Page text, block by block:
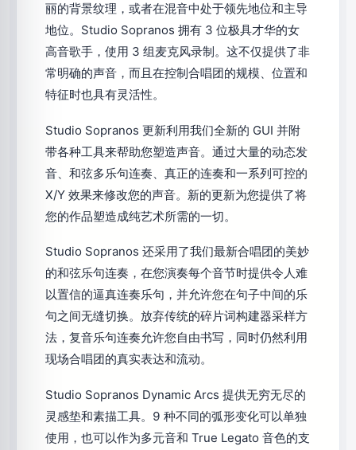
丽的背景纹理，或者在混音中处于领先地位和主导
地位。Studio Sopranos 拥有 3 位极具才华的女
高音歌手，使用 3 组麦克风录制。这不仅提供了非
常明确的声音，而且在控制合唱团的规模、位置和
特征时也具有灵活性。
Studio Sopranos 更新利用我们全新的 GUI 并附
带各种工具来帮助您塑造声音。通过大量的动态发
音、和弦多乐句连奏、真正的连奏和一系列可控的
X/Y 效果来修改您的声音。新的更新为您提供了将
您的作品塑造成纯艺术所需的一切。
Studio Sopranos 还采用了我们最新合唱团的美妙
的和弦乐句连奏，在您演奏每个音节时提供令人难
以置信的逼真连奏乐句，并允许您在句子中间的乐
句之间无缝切换。放弃传统的碎片词构建器采样方
法，复音乐句连奏允许您自由书写，同时仍然利用
现场合唱团的真实表达和流动。
Studio Sopranos Dynamic Arcs 提供无穷无尽的
灵感垫和素描工具。9 种不同的弧形变化可以单独
使用，也可以作为多元音和 True Legato 音色的支